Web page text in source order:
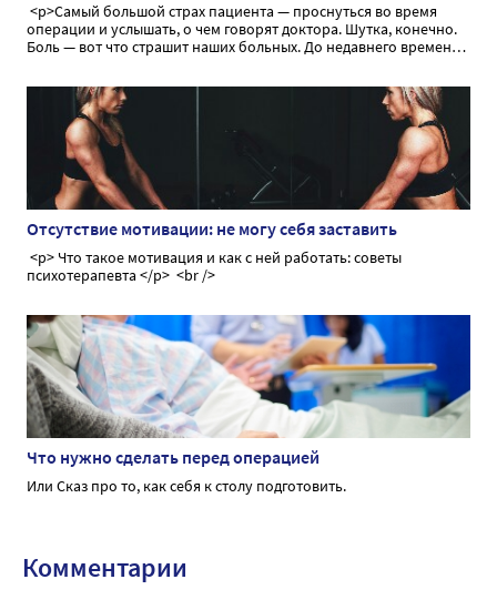
<p>Самый большой страх пациента — проснуться во время
операции и услышать, о чем говорят доктора. Шутка, конечно.
Боль — вот что страшит наших больных. До недавнего времени
провести оперативное вмешательство в необходимом объеме.
Сегодня мы поговорим об анестезии как способе временного,
обратимого лишения чувства боли во время операции</p>
Отсутствие мотивации: не могу себя заставить
<p> Что такое мотивация и как с ней работать: советы
психотерапевта </p> <br />
Что нужно сделать перед операцией
Или Сказ про то, как себя к столу подготовить.
Комментарии